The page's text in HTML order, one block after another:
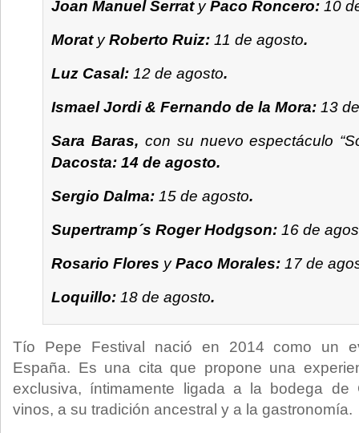
Joan Manuel Serrat yPaco Roncero:10
Morat yRoberto Ruiz:11 de agosto.
Luz Casal:12 de agosto.
Ismael Jordi & Fernando de la Mora: 13
Sara Baras, con su nuevo espectáculo
Dacosta: 14 de agosto.
Sergio Dalma:15 de agosto.
Supertramp´s Roger Hodgson:16 de
Rosario Flores yPaco Morales:17 de
Loquillo:18 de agosto.
Tío Pepe Festival nació en 2014 como un
España. Es una cita que propone una
exclusiva, íntimamente ligada a la bodega
vinos, a su tradición ancestral y a la gastronomía.